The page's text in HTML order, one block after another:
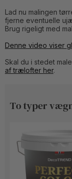
Lad nu malingen
fjerne eventuelle
Brug rigeligt med
Denne video viser
Skal du i stedet
af trælofter her.
To typer